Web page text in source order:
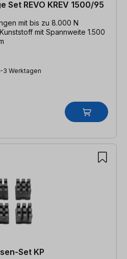
Set REVO KREV 1500/95
mit bis zu 8.000 N
3 Werktagen
Set KP